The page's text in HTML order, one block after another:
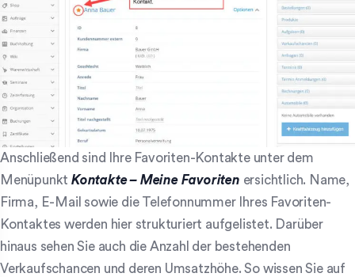
Anschließend sind Ihre Favoriten-Kontakte unter dem
Menüpunkt Kontakte – Meine Favoriten ersichtlich. Name,
Firma, E-Mail sowie die Telefonnummer Ihres Favoriten-
Kontaktes werden hier strukturiert aufgelistet. Darüber
hinaus sehen Sie auch die Anzahl der bestehenden
Verkaufschancen und deren Umsatzhöhe. So wissen Sie auf